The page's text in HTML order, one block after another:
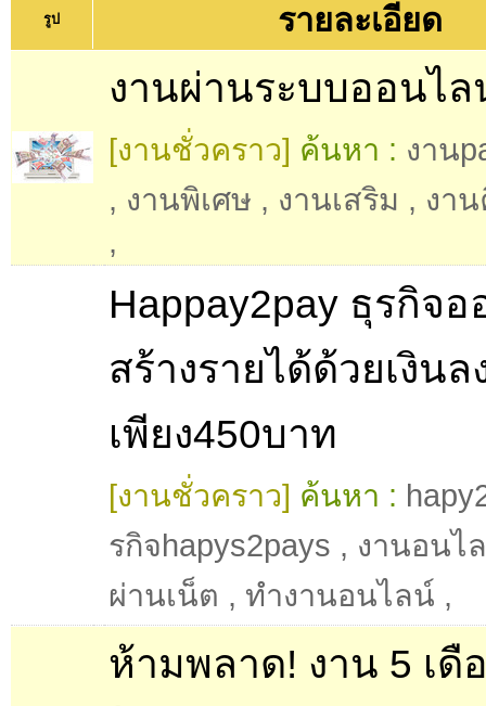
รูป รายละเอียด
งานผ่านระบบออนไล
[งานชั่วคราว] ค้นหา : งาน
, งานพิเศษ , งานเสริม , งา
,
Happay2pay ธุรกิจ
สร้างรายได้ด้วยเงิน
เพียง450บาท
[งานชั่วคราว] ค้นหา :
รกิจhapys2pays , งานอนไ
ผ่านเน็ต , ทำงานอนไลน์ ,
ห้ามพลาด! งาน 5 เดื